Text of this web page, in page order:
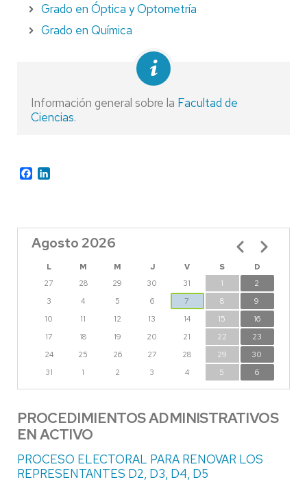
Grado en Óptica y Optometría
Grado en Química
Información general sobre la Facultad de
Ciencias.
Facebook
Agosto 2026
L M M J V S
D
27
28 29 30 31 1
2
3
4 5 6 7 8
9
10
11 12 13 14 15
16
17
18 19 20 21 22
23
24
25 26 27 28 29
30
31
1 2 3 4 5 6
Paginación
PROCEDIMIENTOS ADMINISTRATIVOS
EN ACTIVO
PROCESO ELECTORAL PARA RENOVAR LOS
REPRESENTANTES D2, D3, D4, D5